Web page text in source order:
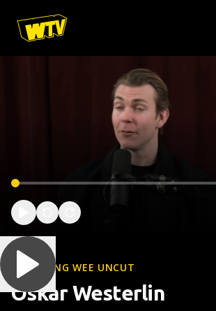
WOLFGANG WEE UNCUT
Oskar Westerlin